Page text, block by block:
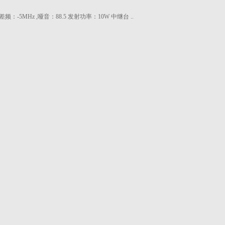
频：-5MHz ,哑音：88.5 发射功率：10W 中继台 ..